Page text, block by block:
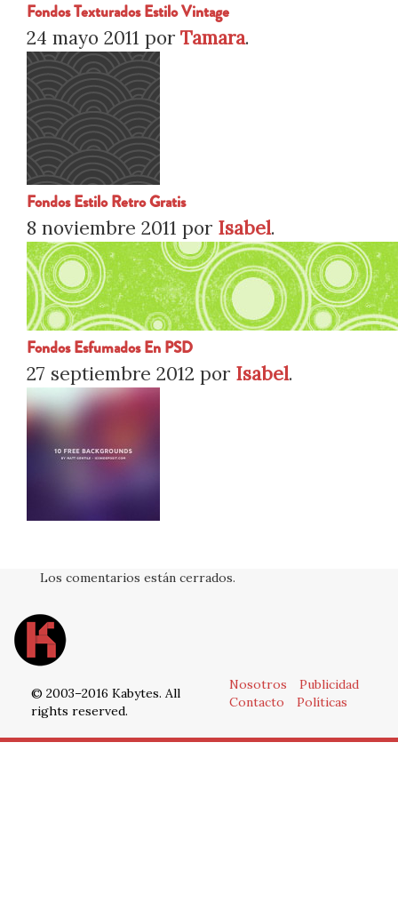
Fondos Texturados Estilo Vintage
24 mayo 2011 por Tamara.
Fondos Estilo Retro Gratis
8 noviembre 2011 por Isabel.
Fondos Esfumados En PSD
27 septiembre 2012 por Isabel.
Los comentarios están cerrados.
© 2003–2016 Kabytes. All
rights reserved.
Nosotros
Publicidad
Contacto
Políticas